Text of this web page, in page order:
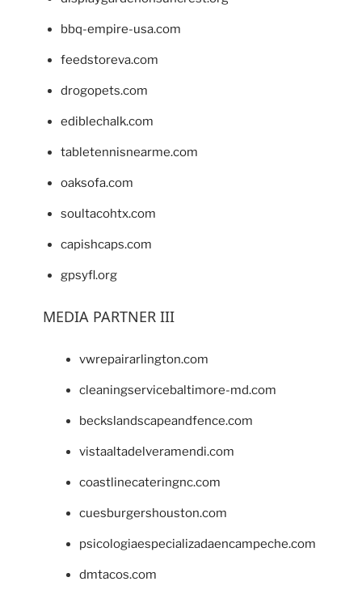
bbq-empire-usa.com
feedstoreva.com
drogopets.com
ediblechalk.com
tabletennisnearme.com
oaksofa.com
soultacohtx.com
capishcaps.com
gpsyfl.org
MEDIA PARTNER III
vwrepairarlington.com
cleaningservicebaltimore-md.com
beckslandscapeandfence.com
vistaaltadelveramendi.com
coastlinecateringnc.com
cuesburgershouston.com
psicologiaespecializadaencampeche.com
dmtacos.com